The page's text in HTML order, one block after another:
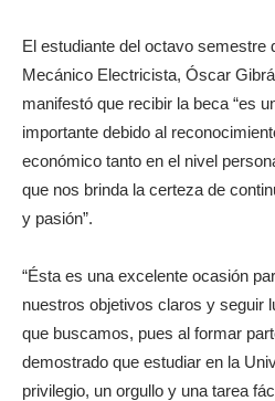
El estudiante del octavo semestre
Mecánico Electricista, Óscar
manifestó que recibir la beca “es
importante debido al
económico tanto en el nivel
que nos brinda la certeza de
y pasión”.
“Ésta es una excelente ocasión
nuestros objetivos claros y seguir
que buscamos, pues al formar
demostrado que estudiar en la
privilegio, un orgullo y una tarea